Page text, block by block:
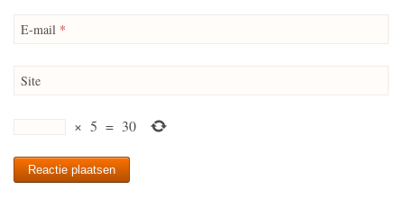
E-mail *
Site
× 5 = 30